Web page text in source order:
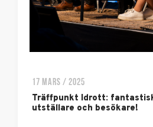
17 MARS / 2025
Träffpunkt Idrott:
utställare och besökare!